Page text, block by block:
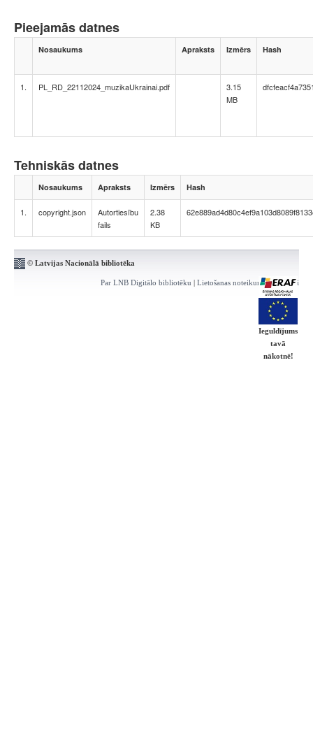
Pieejamās datnes
Nosaukums Apraksts Izmērs Hash
1. PL_RD_22112024_muzikaUkrainai.pdf
3.15
MB
Tehniskās datnes
Nosaukums Apraksts Izmērs Hash
1. copyright.json
Autortiesību
fails
2.38
KB
© Latvijas Nacionālā bibliotēka
Par LNB Digitālo bibliotēku | Lietošanas noteikumi | Kontakti
Ieguldījums
tavā
nākotnē!